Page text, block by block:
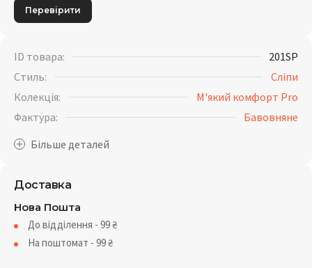
Перевірити
ID товара:
201SP
Стиль:
Сліпи
Колекція:
М'який комфорт Pro
Фактура:
Бавовняне
Доставка
Нова Пошта
До відділення - 99₴
На поштомат - 99₴